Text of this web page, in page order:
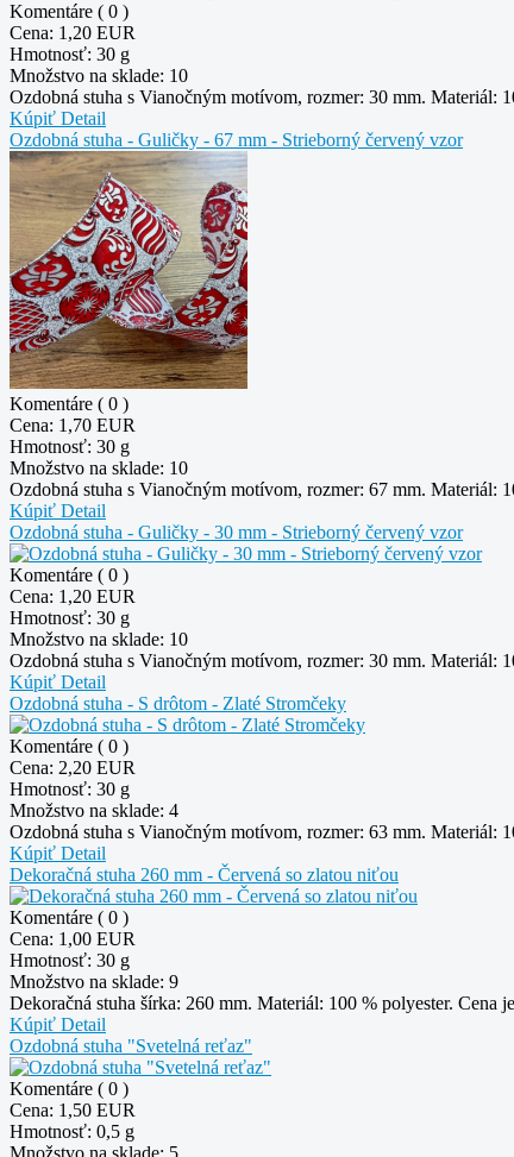
Komentáre ( 0 )
Cena: 1,20 EUR
Hmotnosť: 30 g
Množstvo na sklade: 10
Ozdobná stuha s Vianočným motívom, rozmer: 30 mm. Materiál:
Kúpiť Detail
Ozdobná stuha - Guličky - 67 mm - Strieborný červený vzor
Komentáre ( 0 )
Cena: 1,70 EUR
Hmotnosť: 30 g
Množstvo na sklade: 10
Ozdobná stuha s Vianočným motívom, rozmer: 67 mm. Materiál:
Kúpiť Detail
Ozdobná stuha - Guličky - 30 mm - Strieborný červený vzor
Komentáre ( 0 )
Cena: 1,20 EUR
Hmotnosť: 30 g
Množstvo na sklade: 10
Ozdobná stuha s Vianočným motívom, rozmer: 30 mm. Materiál:
Kúpiť Detail
Ozdobná stuha - S drôtom - Zlaté Stromčeky
Komentáre ( 0 )
Cena: 2,20 EUR
Hmotnosť: 30 g
Množstvo na sklade: 4
Ozdobná stuha s Vianočným motívom, rozmer: 63 mm. Materiál:
Kúpiť Detail
Dekoračná stuha 260 mm - Červená so zlatou niťou
Komentáre ( 0 )
Cena: 1,00 EUR
Hmotnosť: 30 g
Množstvo na sklade: 9
Dekoračná stuha šírka: 260 mm. Materiál: 100 % polyester. Cena
Kúpiť Detail
Ozdobná stuha "Svetelná reťaz"
Komentáre ( 0 )
Cena: 1,50 EUR
Hmotnosť: 0,5 g